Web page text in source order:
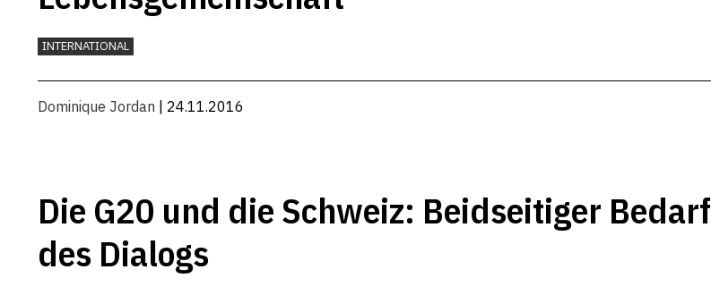
INTERNATIONAL
Dominique Jordan | 24.11.2016
Die G20 und die Schweiz: Beidseitiger Bedarf
des Dialogs